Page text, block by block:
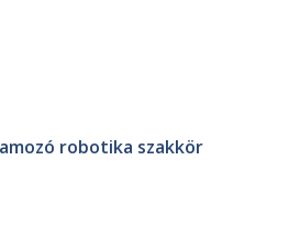
robotika szakkör